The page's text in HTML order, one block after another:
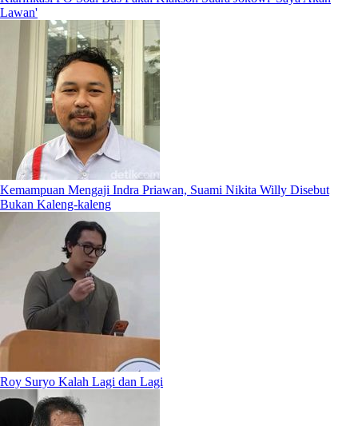
Lawan'
Kemampuan Mengaji Indra Priawan, Suami Nikita Willy Disebut
Bukan Kaleng-kaleng
Roy Suryo Kalah Lagi dan Lagi